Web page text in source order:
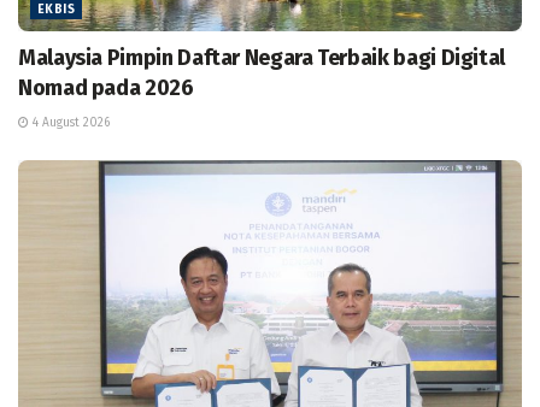
EKBIS
Malaysia Pimpin Daftar Negara Terbaik bagi Digital
Nomad pada 2026
4 August 2026